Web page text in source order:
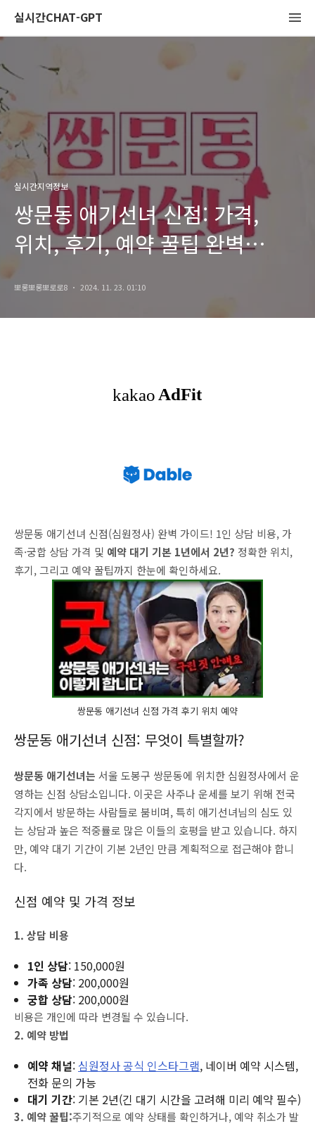
실시간CHAT-GPT
실시간지역정보
쌍문동 애기선녀 신점: 가격,
위치, 후기, 예약 꿀팁 완벽
뽀롱뽀롱뽀로로8 2024. 11. 23. 01:10
쌍문동 애기선녀 신점(심원정사) 완벽 가이드! 1인 상담 비용, 가
족·궁합 상담 가격 및 예약 대기 기본 1년에서 2년? 정확한 위치,
후기, 그리고 예약 꿀팁까지 한눈에 확인하세요.
쌍문동 애기선녀 신점 가격 후기 위치 예약
쌍문동 애기선녀 신점: 무엇이 특별할까?
쌍문동 애기선녀는 서울 도봉구 쌍문동에 위치한 심원정사에서 운
영하는 신점 상담소입니다. 이곳은 사주나 운세를 보기 위해 전국
각지에서 방문하는 사람들로 붐비며, 특히 애기선녀님의 심도 있
는 상담과 높은 적중률로 많은 이들의 호평을 받고 있습니다. 하지
만, 예약 대기 기간이 기본 2년인 만큼 계획적으로 접근해야 합니
다.
신점 예약 및 가격 정보
1. 상담 비용
1인 상담: 150,000원
가족 상담: 200,000원
궁합 상담: 200,000원
비용은 개인에 따라 변경될 수 있습니다.
2. 예약 방법
예약 채널:심원정사 공식 인스타그램, 네이버 예약 시스템,
전화 문의 가능
대기 기간: 기본 2년(긴 대기 시간을 고려해 미리 예약 필수)
3. 예약 꿀팁:주기적으로 예약 상태를 확인하거나, 예약 취소가 발